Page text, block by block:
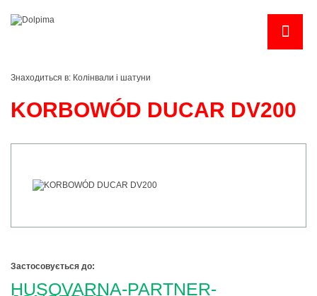
Знаходиться в: Колінвали і шатуни
KORBOWÓD DUCAR DV200
Застосовується до:
HUSQVARNA-PARTNER-